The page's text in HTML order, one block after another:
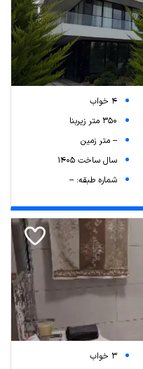
4 خواب
350 متر زیربنا
-- متر زمین
سال ساخت 1405
شماره طبقه: --
3 خواب